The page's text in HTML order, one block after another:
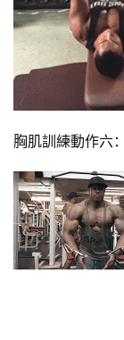
胸肌訓練動作六：